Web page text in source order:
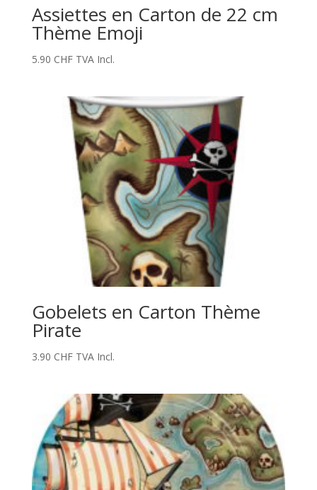
Assiettes en Carton de 22 cm
Thème Emoji
5.90 CHF TVA Incl.
Gobelets en Carton Thème
Pirate
3.90 CHF TVA Incl.